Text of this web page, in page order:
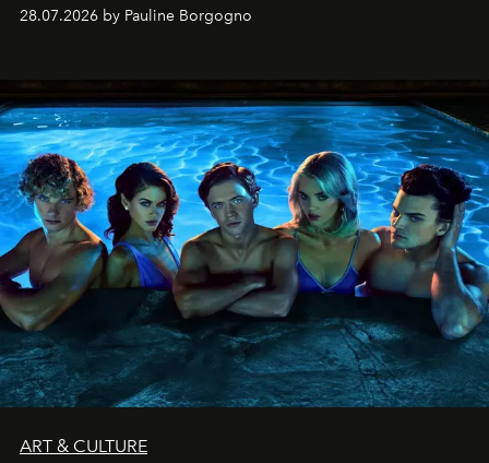
28.07.2026 by Pauline Borgogno
ART & CULTURE